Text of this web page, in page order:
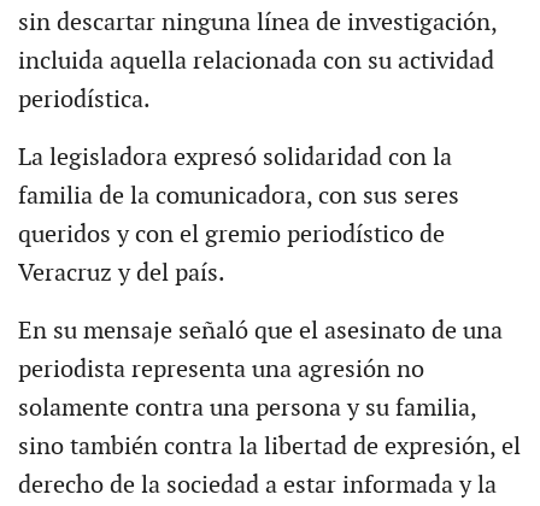
sin descartar ninguna línea de investigación,
incluida aquella relacionada con su actividad
periodística.
La legisladora expresó solidaridad con la
familia de la comunicadora, con sus seres
queridos y con el gremio periodístico de
Veracruz y del país.
En su mensaje señaló que el asesinato de una
periodista representa una agresión no
solamente contra una persona y su familia,
sino también contra la libertad de expresión, el
derecho de la sociedad a estar informada y la